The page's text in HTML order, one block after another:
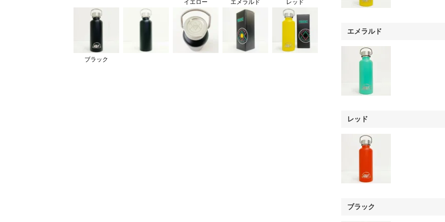
イエロー エメラルド レッド
ブラック
エメラルド
レッド
ブラック